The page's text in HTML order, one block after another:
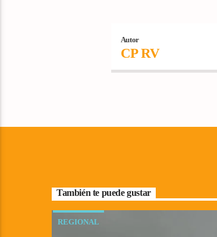
Autor
CP RV
También te puede gustar
REGIONAL